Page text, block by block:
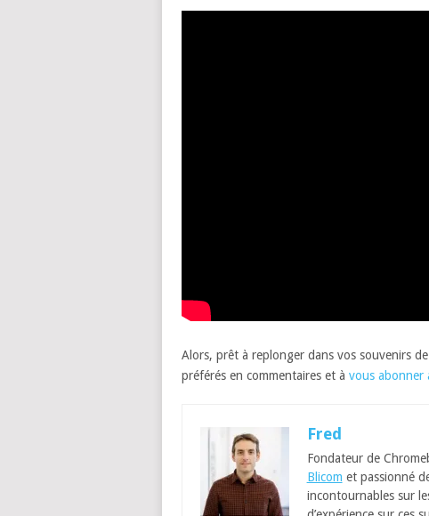
Alors, prêt à replonger dans vos souvenirs
préférés en commentaires et à vous abonner
Fred
Fondateur de
Blicom et passionné
incontournables sur